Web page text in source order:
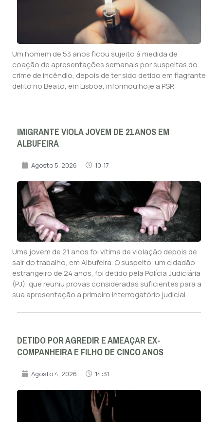
Um homem de 53 anos ficou sujeito à medida de
coação de apresentações semanais por suspeitas do
crime de incêndio, depois de ter sido detido em flagrante
delito no Beato, em Lisboa, informou hoje a PSP.
IMIGRANTE VIOLA JOVEM DE 21 ANOS EM
ALBUFEIRA
Agosto 5, 2026 10:17
Uma jovem de 21 anos foi vítima de violação depois de
sair do trabalho, em Albufeira. O suspeito, um cidadão
estrangeiro de 24 anos, foi detido pela Polícia Judiciária
(PJ), que reuniu provas consideradas suficientes para a
sua apresentação a primeiro interrogatório judicial.
DETIDO POR AGREDIR E AMEAÇAR EX-
COMPANHEIRA E FILHO DE CINCO ANOS
Agosto 4, 2026 14:31